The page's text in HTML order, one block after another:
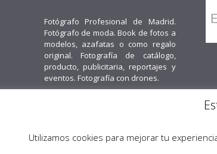
Fotógrafo Profesional de Madrid.
Fotógrafo de moda. Book de fotos a
modelos, azafatas o como regalo
original. Fotografía de catálogo,
producto, publicitaria, reportajes y
eventos. Fotografía con drones.
Obenus Servicios Digitales
Utilizamos cookies para mejorar tu